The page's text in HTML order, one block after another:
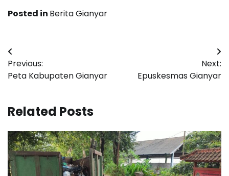
Posted in Berita Gianyar
Post
navigation
Previous:
Peta Kabupaten Gianyar
Next:
Epuskesmas Gianyar
Related Posts